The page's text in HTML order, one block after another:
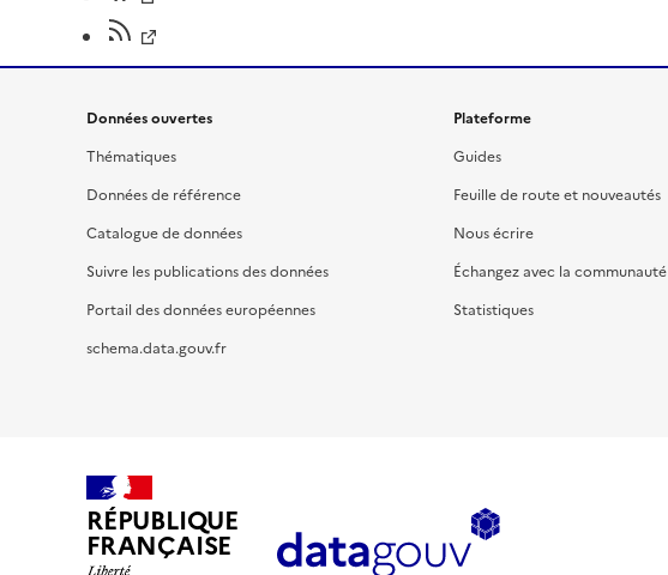
Données ouvertes
Thématiques
Données de référence
Catalogue de données
Suivre les publications des données
Portail des données européennes
schema.data.gouv.fr
Plateforme
Guides
Feuille de route et nouveautés
Nous écrire
Échangez avec la communauté
Statistiques
RÉPUBLIQUE
FRANÇAISE